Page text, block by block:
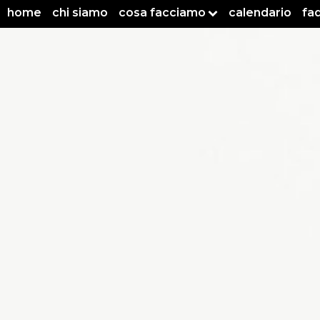
home chi siamo cosa facciamo calendario